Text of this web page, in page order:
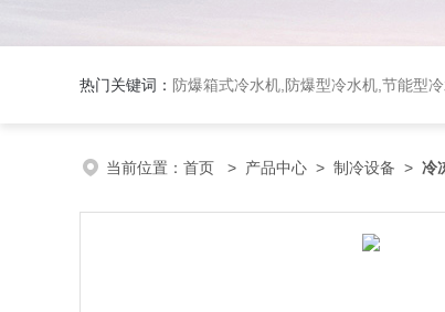
热门关键词： 防爆箱式冷水机,防爆型冷水机,节能型
当前位置： 首页 > 产品中心 > 制冷设备 > 冷